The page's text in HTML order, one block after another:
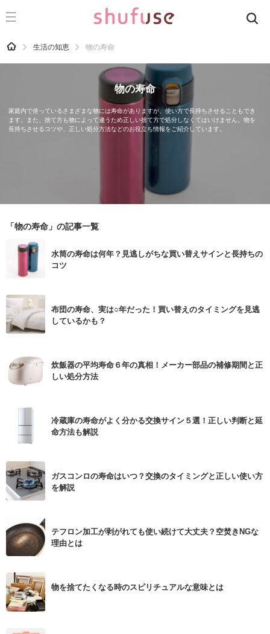
CATEGORY 記事カテゴリ
気になる
洗濯
生活の知恵
食材辞典
おすすめ
HOME 生活の知恵 物の寿命
物の寿命
家庭内で使っているさまざまな物には寿命がありますが、使い方で長持ちさせることもでき
ます。また、捨て方も物によって違うため正しい捨て方で処分しなくてはいけません。物を
長持ちさせるコツや、正しい処分方法などのお役立ち情報をご紹介しています。
「物の寿命」の記事一覧
水筒の寿命は何年？見逃しがちな買い替えサインと長持ちの
コツ
布団の寿命、実は○年だった！買い替えのタイミングを見逃
しているかも？
炊飯器の平均寿命６年の真相！メーカー部品の補修期間と正
しい処分方法
冷蔵庫の寿命がよく分かる交換サイン５選！正しい判断と延
命方法も解説
ガスコンロの寿命はいつ？交換のタイミングと正しい使い方
を解説
テフロン加工が剥がれても使い続けて大丈夫？空焚きNGな
理由とは
物を捨てたくなる時のスピリチュアルな意味とは